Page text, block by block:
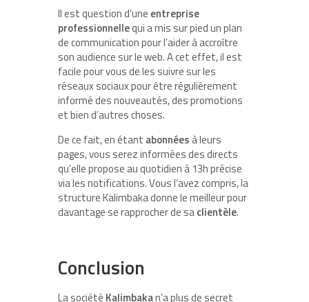
Il est question d’une entreprise
professionnellequi a mis sur pied un plan
de communication pour l’aider à accroître
son audience sur le web. A cet effet, il est
facile pour vous de les suivre sur les
réseaux sociaux pour être régulièrement
informé des nouveautés, des promotions
et bien d’autres choses.
De ce fait, en étant abonnées à leurs
pages, vous serez informées des directs
qu’elle propose au quotidien à 13h précise
via les notifications. Vous l’avez compris, la
structure Kalimbaka donne le meilleur pour
davantage se rapprocher de saclientèle.
Conclusion
La société Kalimbakan’a plus de secret